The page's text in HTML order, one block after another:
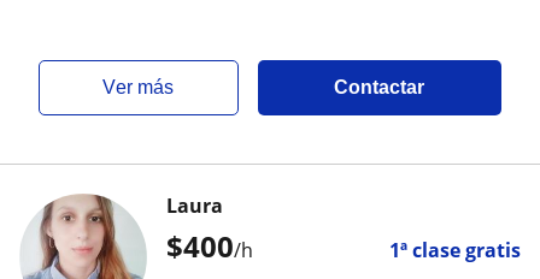
ver más Contactar
$400/h 1ª clase gratis
Laura